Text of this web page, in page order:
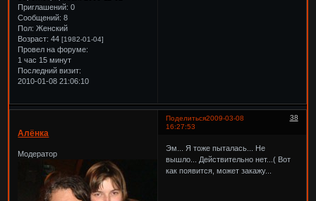
Приглашений: 0
Сообщений: 8
Пол: Женский
Возраст: 44[1982-01-04]
Провел на форуме:
1 час 15 минут
Последний визит:
2010-01-08 21:06:10
Поделиться 38
2009-03-08
16:27:53
Алёнка
Модератор
Эм... Я тоже пыталась... Не
вышло... Действительно нет...( Вот
как появится, может закажу...